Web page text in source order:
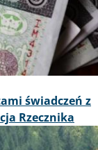
świadczeń z
Rzecznika